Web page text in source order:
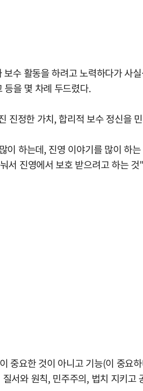
수 활동을 하려고 노력하다가 사
등을 몇 차례 두드렸다.
진정한 가치, 합리적 보수 정신을
이 하는데, 진영 이야기를 많이 하
서 진영에서 보호 받으려고 하는
중요한 것이 아니고 기능(이 중요
서와 원칙, 민주주의, 법치 지키